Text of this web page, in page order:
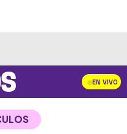
EN VIVO